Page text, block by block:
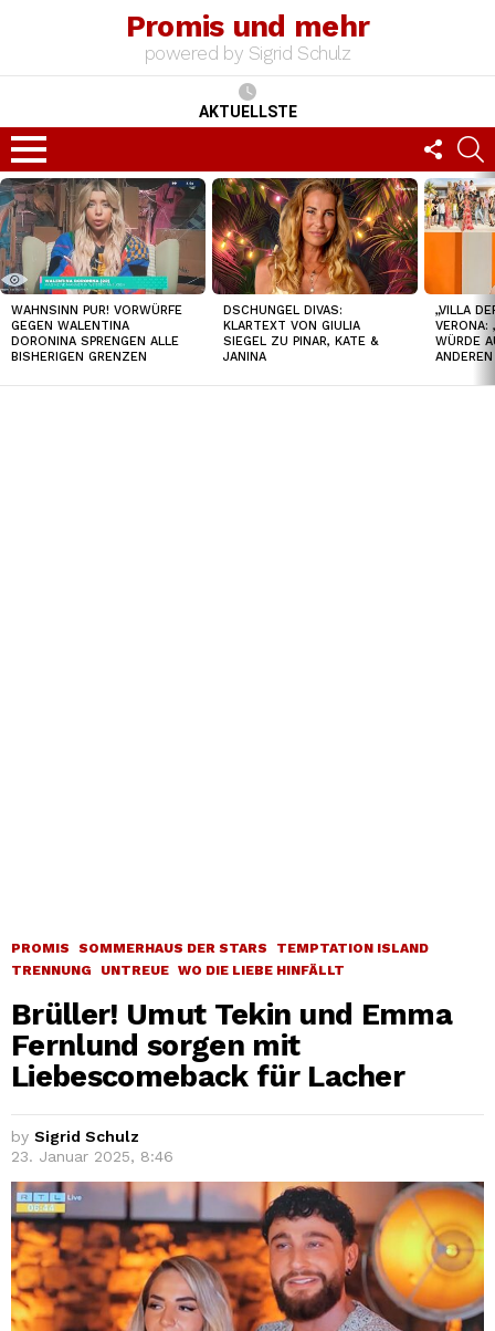
Promis und mehr
powered by Sigrid Schulz
AKTUELLSTE
Menu
US
TOP
NEWS
WAHNSINN PUR! VORWÜRFE
GEGEN WALENTINA
DORONINA SPRENGEN ALLE
BISHERIGEN GRENZEN
DSCHUNGEL DIVAS:
KLARTEXT VON GIULIA
SIEGEL ZU PINAR, KATE &
JANINA
„VILLA
VERONA:
WÜRDE
PROMIS SOMMERHAUS DER STARS
TEMPTATION ISLAND
TRENNUNG
UNTREUE WO DIE LIEBE HINFÄLLT
Brüller! Umut Tekin und Emma
Fernlund sorgen mit
Liebescomeback für Lacher
by Sigrid Schulz
23. Januar 2025, 8:46